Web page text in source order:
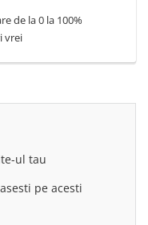
de la 0 la 100%
vrei
ul tau
pe acesti